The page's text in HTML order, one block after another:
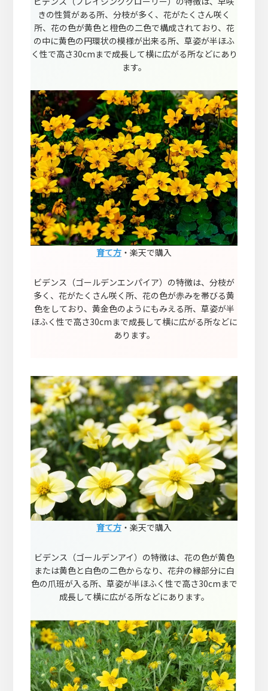
きの性質がある所、分枝が多く、花がたくさん咲く
所、花の色が黄色と橙色の二色で構成されており、花
の中に黄色の円環状の模様が出来る所、草姿が半ほふ
く性で高さ30cmまで成長して横に広がる所などにあり
ます。
育て方 ・楽天で購入
ビデンス（ゴールデンエンパイア）の特徴は、分枝が
多く、花がたくさん咲く所、花の色が赤みを帯びる黄
色をしており、黄金色のようにもみえる所、草姿が半
ほふく性で高さ30cmまで成長して横に広がる所などに
あります。
育て方 ・楽天で購入
ビデンス（ゴールデンアイ）の特徴は、花の色が黄色
または黄色と白色の二色からなり、花弁の縁部分に白
色の爪班が入る所、草姿が半ほふく性で高さ30cmまで
成長して横に広がる所などにあります。